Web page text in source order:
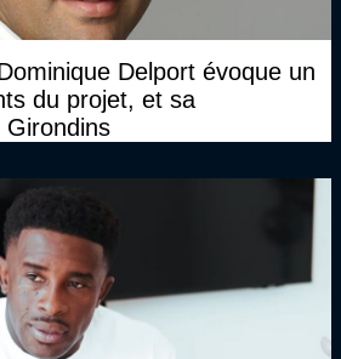
Delport évoque un
du projet, et sa
Girondins